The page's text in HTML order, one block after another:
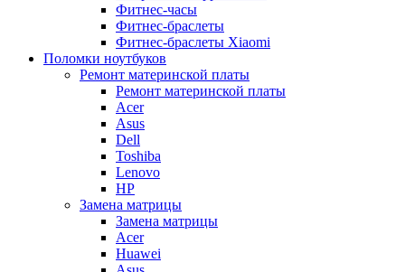
Фитнес-часы
Фитнес-браслеты
Фитнес-браслеты Xiaomi
Поломки ноутбуков
Ремонт материнской платы
Ремонт материнской платы
Acer
Asus
Dell
Toshiba
Lenovo
HP
Замена матрицы
Замена матрицы
Acer
Huawei